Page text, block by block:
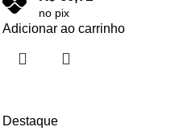
no pix
Adicionar ao carrinho
Destaque